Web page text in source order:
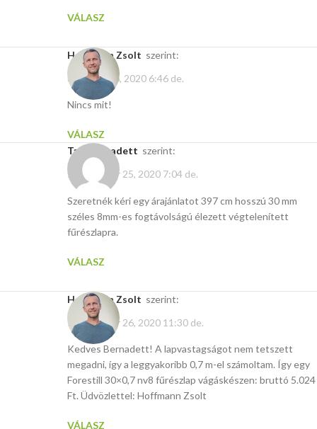
VÁLASZ
Hoffmann Zsolt szerint:
december 6, 2020 6:46 de.
Nincs mit!
VÁLASZ
Tasi Bernadett szerint:
szeptember 25, 2020 7:04 de.
Szeretnék kéri egy árajánlatot 397 cm hosszú 30 mm
széles 8mm-es fogtávolságú élezett végtelenített
fűrészlapra.
VÁLASZ
Hoffmann Zsolt szerint:
szeptember 26, 2020 11:30 de.
Kedves Bernadett! A lapvastagságot nem tetszett
megadni, így a leggyakoribb 0,7 m-el számoltam. Így egy
Forestill 30×0,7 nv8 fűrészlap vágáskészen: bruttó 5.024
Ft. Üdvözlettel: Hoffmann Zsolt
VÁLASZ